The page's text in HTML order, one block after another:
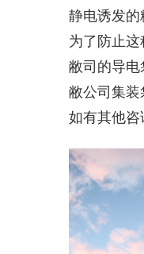
静电诱发的
为了防止这
敝司的导电
敝公司集
如有其他咨